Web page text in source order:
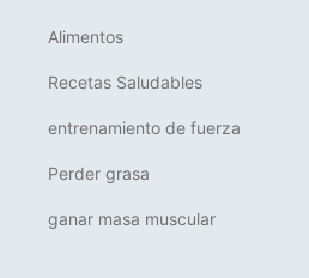
Alimentos
Recetas Saludables
entrenamiento de fuerza
Perder grasa
ganar masa muscular